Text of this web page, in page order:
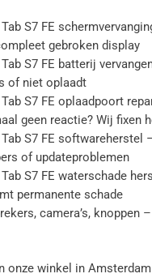
S7 FE
gebroken display
S7 FE batterij
of niet oplaadt
S7 FE oplaadpoort
geen reactie? Wij fixen
S7 FE softwareherstel
of updateproblemen
S7 FE waterschade
permanente schade
camera’s, knoppen
onze winkel in